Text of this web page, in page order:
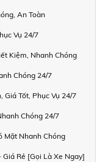
An Toàn
Vụ 24/7
Kiệm, Nhanh Chóng
Chóng 24/7
Giá Tốt, Phục Vụ 24/7
Chóng 24/7
Mặt Nhanh Chóng
Giá Rẻ [Gọi Là Xe Ngay]